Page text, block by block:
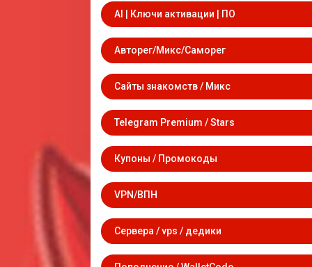
AI | Ключи активации | ПО
Авторег/Микс/Саморег
Сайты знакомств / Микс
Telegram Premium / Stars
Купоны / Промокоды
VPN/ВПН
Сервера / vps / дедики